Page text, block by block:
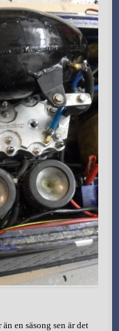
en säsong sen är det